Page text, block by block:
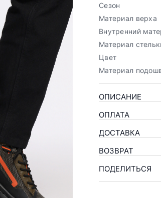
Сезон
Материал верха
Внутренний
Материал
Цвет
Материал
ОПИСАНИЕ
ОПЛАТА
ДОСТАВКА
ВОЗВРАТ
ПОДЕЛИТЬСЯ